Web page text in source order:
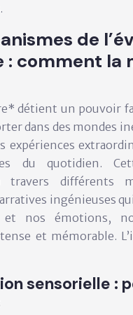
de
comment la
détient un pouvoir
dans des mondes
expériences
du quotidien.
travers différents
ingénieuses
et nos émotions,
et mémorable.
sensorielle :